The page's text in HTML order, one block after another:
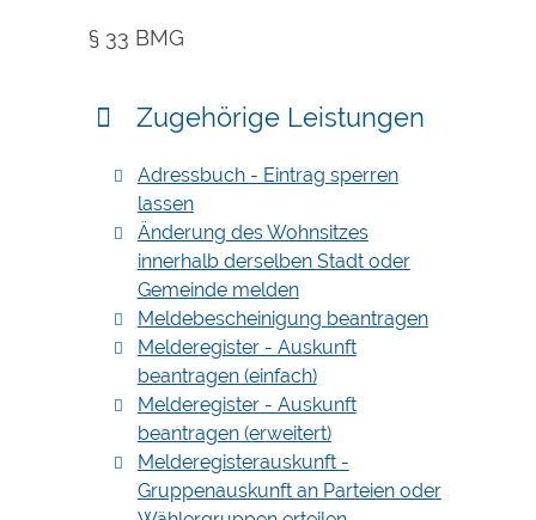
§ 33 BMG
Zugehörige Leistungen
Adressbuch - Eintrag sperren
lassen
Änderung des Wohnsitzes
innerhalb derselben Stadt oder
Gemeinde melden
Meldebescheinigung beantragen
Melderegister - Auskunft
beantragen (einfach)
Melderegister - Auskunft
beantragen (erweitert)
Melderegisterauskunft -
Gruppenauskunft an Parteien oder